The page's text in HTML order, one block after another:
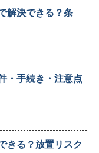
解決できる？条
・手続き・注意点
きる？放置リスク